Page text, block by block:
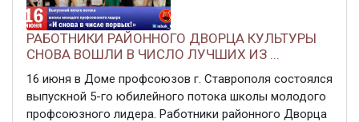
РАБОТНИКИ РАЙОННОГО ДВОРЦА КУЛЬТУРЫ
СНОВА ВОШЛИ В ЧИСЛО ЛУЧШИХ ИЗ ...
16 июня в Доме профсоюзов г. Ставрополя состоялся
выпускной 5-го юбилейного потока школы молодого
профсоюзного лидера. Работники районного Дворца